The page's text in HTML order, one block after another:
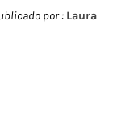
por : Laura